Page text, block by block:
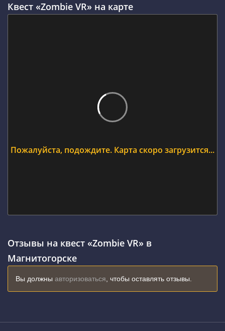
Квест «Zombie VR» на карте
Пожалуйста, подождите. Карта скоро загрузится...
Отзывы на квест «Zombie VR» в
Магнитогорске
Вы должны авторизоваться , чтобы оставлять отзывы.